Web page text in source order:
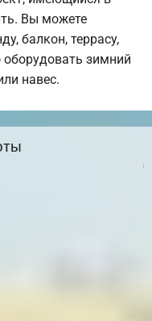
Вы можете
балкон, террасу,
зимний
навес.